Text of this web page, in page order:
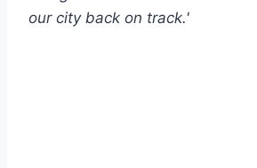
our city back on track.'